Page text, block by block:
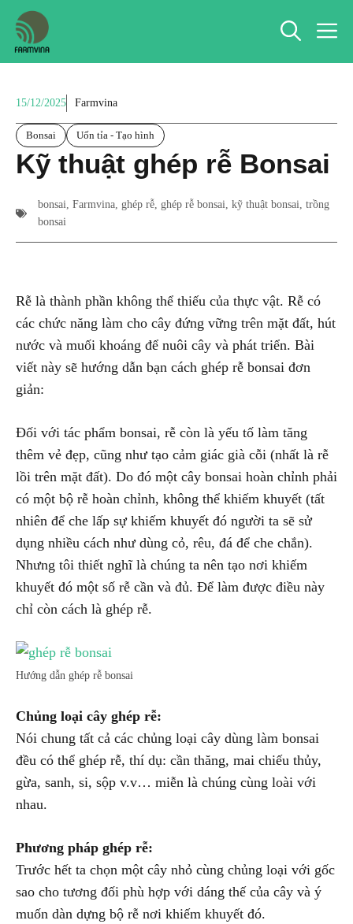
Chuyển
đến
nội
15/12/2025 Farmvina
Bonsai Uốn tỉa - Tạo hình
Kỹ thuật ghép rễ Bonsai
bonsai, Farmvina, ghép rễ, ghép rễ bonsai, kỹ thuật bonsai, trồng
bonsai
Rễ là thành phần không thể thiếu của thực vật. Rễ có
các chức năng làm cho cây đứng vững trên mặt đất, hút
nước và muối khoáng để nuôi cây và phát triển. Bài
viết này sẽ hướng dẫn bạn cách ghép rễ bonsai đơn
giản:
Đối với tác phẩm bonsai, rễ còn là yếu tố làm tăng
thêm vẻ đẹp, cũng như tạo cảm giác già cỗi (nhất là rễ
lồi trên mặt đất). Do đó một cây bonsai hoàn chỉnh phải
có một bộ rễ hoàn chỉnh, không thể khiếm khuyết (tất
nhiên để che lấp sự khiếm khuyết đó người ta sẽ sử
dụng nhiều cách như dùng cỏ, rêu, đá để che chắn).
Nhưng tôi thiết nghĩ là chúng ta nên tạo nơi khiếm
khuyết đó một số rễ cần và đủ. Để làm được điều này
chỉ còn cách là ghép rễ.
Hướng dẫn ghép rễ bonsai
Chủng loại cây ghép rễ:
Nói chung tất cả các chủng loại cây dùng làm bonsai
đều có thể ghép rễ, thí dụ: cần thăng, mai chiếu thủy,
gừa, sanh, si, sộp v.v… miễn là chúng cùng loài với
nhau.
Phương pháp ghép rễ:
Trước hết ta chọn một cây nhỏ cùng chủng loại với gốc
sao cho tương đối phù hợp với dáng thế của cây và ý
muốn dàn dựng bộ rễ nơi khiếm khuyết đó.